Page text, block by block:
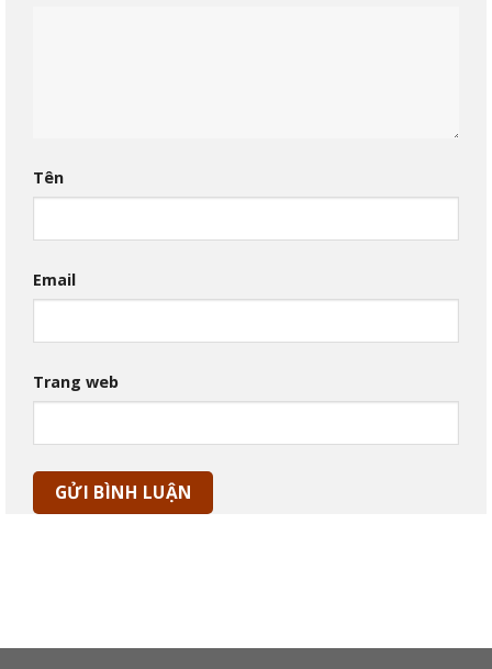
Tên
Email
Trang web